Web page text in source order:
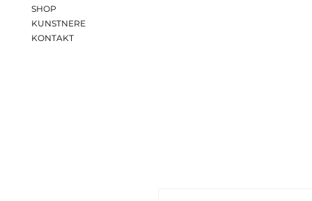
SHOP
KUNSTNERE
KONTAKT